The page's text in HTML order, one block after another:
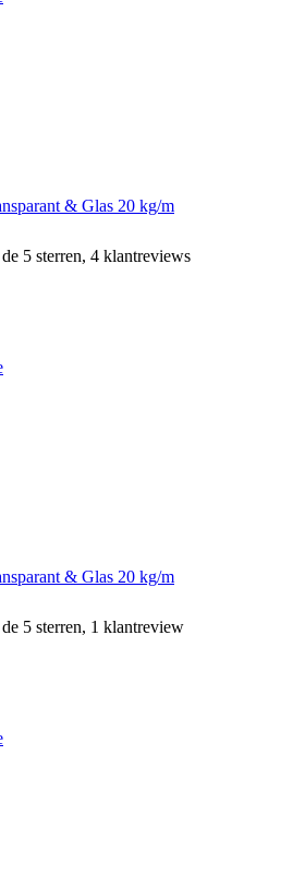
& Glas 20 kg/m
5 sterren, 4 klantreviews
& Glas 20 kg/m
5 sterren, 1 klantreview